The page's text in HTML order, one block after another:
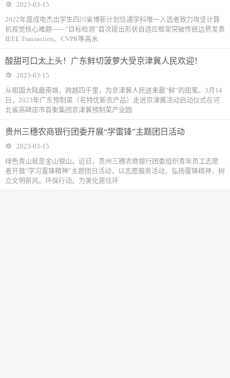
2023-03-15
2022年度成电杰出学生四川省博新计划信通学科唯一入选者致力攻坚计算
机视觉核心难题——“目标检测”首次提出形状自适应框架突破传统边界发表
IEEE Transaction、CVPR等高水
酸甜可口太上头！广东鲜切菠萝大受京津冀人民欢迎！
2023-03-15
从祖国大陆最南端，跨越四千里，为京津冀人民送来最“鲜”的甜蜜。3月14
日，2023年广东预制菜（名特优新农产品）走进京津冀活动启动仪式在河
北省高碑店市首衡集团京津冀预制菜产业园
贵州三穗农商银行团委开展“学雷锋”主题团日活动
2023-03-15
绿色青山就是金山银山。近日，贵州三穗农商银行团委组织青年员工志愿
者开展“学习雷锋精神”主题团日活动，以志愿服务活动，弘扬雷锋精神，树
立文明新风。环保行动。为美化居住环